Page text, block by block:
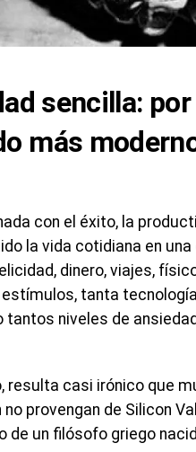
sencilla:
más
con el éxito, la
la vida cotidiana en
dinero, viajes,
tanta
tantos niveles de
resulta casi irónico que
provengan de Silicon
de un filósofo griego